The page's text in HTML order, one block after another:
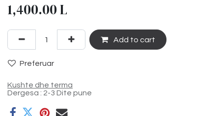
1,400.00L
Add to cart
Preferuar
Kushte dhe terma
Dergesa : 2-3 Dite pune